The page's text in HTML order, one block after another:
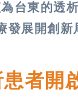
台東的透
展開創
者開